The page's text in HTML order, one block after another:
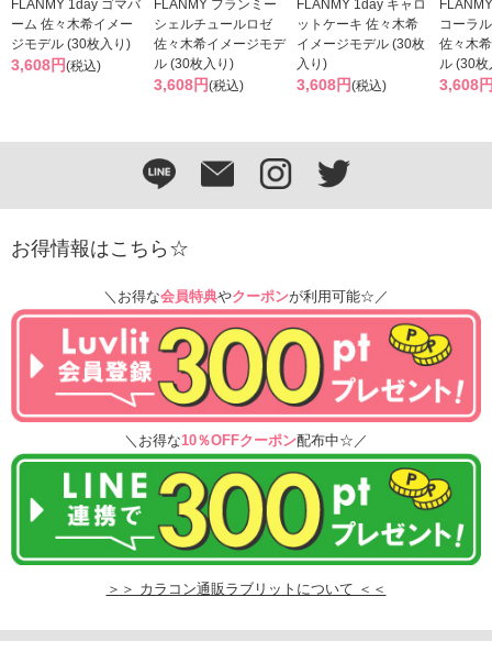
FLANMY 1day ゴマバ
ーム 佐々木希イメー
ジモデル (30枚入り)
3,608円(税込)
FLANMY フランミー
シェルチュールロゼ
佐々木希イメージモデ
ル (30枚入り)
3,608円(税込)
FLANMY 1day キャロ
ットケーキ 佐々木希
イメージモデル (30枚
入り)
3,608円(税込)
コーラ
佐々木
ル (30枚
3,608
お得情報はこちら☆
＼お得な会員特典やクーポンが利用可能☆／
＼お得な10％OFFクーポン配布中☆／
＞＞ カラコン通販ラブリットについて ＜＜